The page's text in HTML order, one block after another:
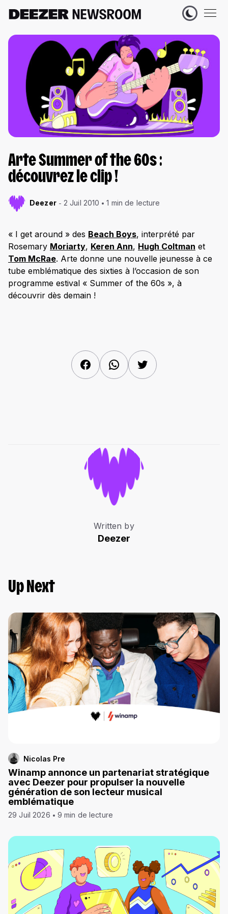
Arte Summer of the 60s :
découvrez le clip !
Deezer 2 Juil 2010 1 min de lecture
« I get around » des Beach Boys, interprété par
Rosemary Moriarty, Keren Ann, Hugh Coltman et
Tom McRae. Arte donne une nouvelle jeunesse à ce
tube emblématique des sixties à l’occasion de son
programme estival « Summer of the 60s », à
découvrir dès demain !
FacebookWhatsAppTwitter
Written by
Deezer
Up Next
Nicolas Pre
Winamp annonce un partenariat stratégique
avec Deezer pour propulser la nouvelle
génération de son lecteur musical
emblématique
29 Juil 2026 9 min de lecture